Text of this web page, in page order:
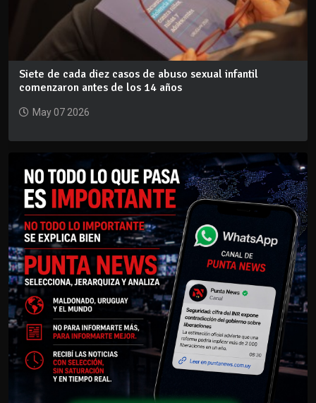
Siete de cada diez casos de abuso sexual infantil
comenzaron antes de los 14 años
May 07 2026